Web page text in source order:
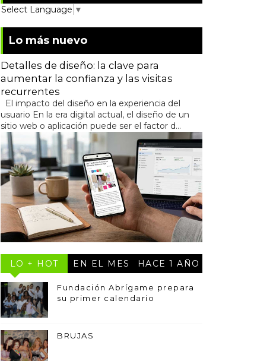
Select Language ▼
Lo más nuevo
Detalles de diseño: la clave para
aumentar la confianza y las visitas
recurrentes
El impacto del diseño en la experiencia del
usuario En la era digital actual, el diseño de un
sitio web o aplicación puede ser el factor d...
LO + HOT EN EL MES HACE 1 AÑO
Fundación Abrígame prepara
su primer calendario
BRUJAS